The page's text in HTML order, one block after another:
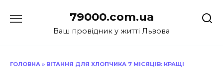
до
79000.com.ua
Ваш провідник у житті Львова
ГОЛОВНА » ВІТАННЯ ДЛЯ ХЛОПЧИКА 7 МІСЯЦІВ: КРАЩІ